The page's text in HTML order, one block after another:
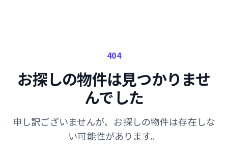
404
お探しの物件は見つかりませ
んでした
申し訳ございませんが、お探しの物件は存在しな
い可能性があります。